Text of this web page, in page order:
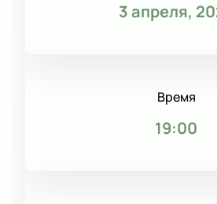
3 апреля,
Время
19:00